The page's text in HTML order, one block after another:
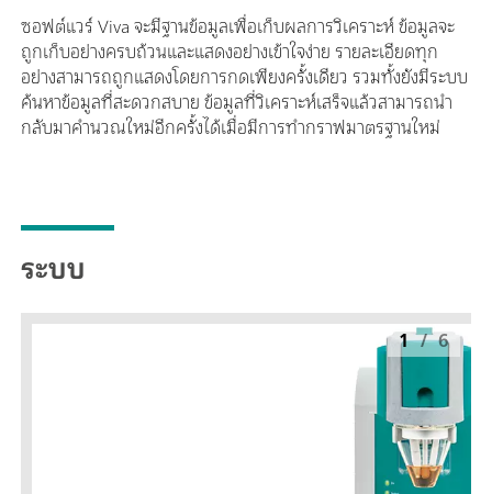
ซอฟต์แวร์ Viva จะมีฐานข้อมูลเพื่อเก็บผลการวิเคราะห์ ข้อมูลจะ
ถูกเก็บอย่างครบถ้วนและแสดงอย่างเข้าใจง่าย รายละเอียดทุก
อย่างสามารถถูกแสดงโดยการกดเพียงครั้งเดียว รวมทั้งยังมีระบบ
ค้นหาข้อมูลที่สะดวกสบาย ข้อมูลที่วิเคราะห์เสร็จแล้วสามารถนำ
กลับมาคำนวณใหม่อีกครั้งได้เมื่อมีการทำกราฟมาตรฐานใหม่
ระบบ
1 / 6